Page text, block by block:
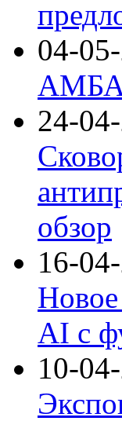
04-
24-
обзор
16-
AI с
10-